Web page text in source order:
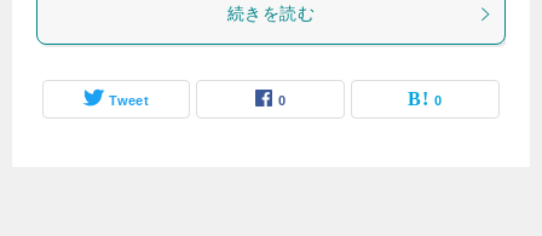
続きを読む
Tweet 0 0